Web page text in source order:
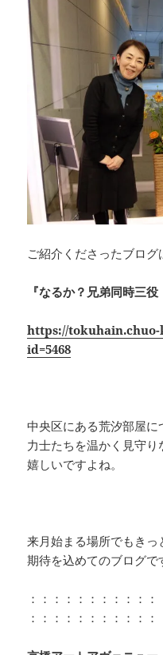
ご紹介くださったブログ
『なるか？兄弟同時三役
https://
id=5468
中央区にある荒汐部屋に
力士たちを温かく見守
嬉しいですよね。
来月始まる場所でもき
期待を込めてのブログで
：：：：：：：：：：
：：：：：：：：：：：